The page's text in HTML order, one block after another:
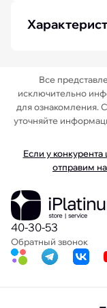
Все
исключительно
для ознакомления.
уточняйте
Если у
отправим
40-30-53
Обратный звонок